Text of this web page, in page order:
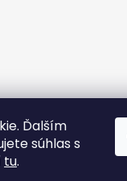
Ďalším
súhlas s
tu.